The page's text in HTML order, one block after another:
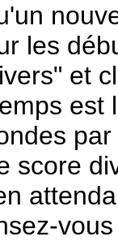
les
et
est
score